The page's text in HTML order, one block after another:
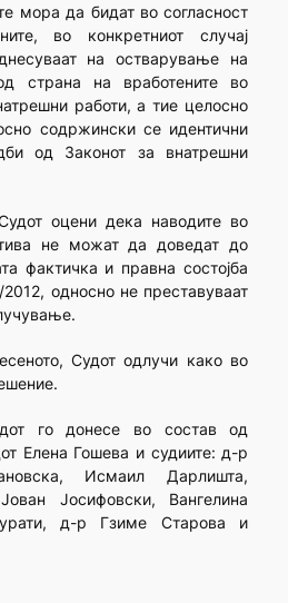
мора да бидат во согласност
во конкретниот случај
на остварување на
страна на вработените во
работи, а тие целосно
содржински се идентични
од Законот за внатрешни
оцени дека наводите во
не можат да доведат до
фактичка и правна состојба
односно не преставуваат
Судот одлучи како во
го донесе во состав од
Елена Гошева и судиите: д-р
Исмаил Дарлишта,
Јосифовски, Вангелина
д-р Гзиме Старова и